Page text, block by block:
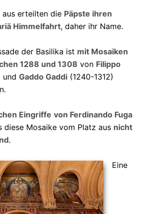
erteilten die Päpste ihren
Himmelfahrt, daher ihr Name.
der Basilika ist mit Mosaiken
1288 und 1308 von Filippo
Gaddo Gaddi(1240-1312)
Eingriffe von Ferdinando Fuga
diese Mosaike vom Platz aus nicht
.
Eine